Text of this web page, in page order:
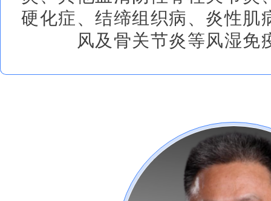
硬化症、结缔组织病、炎性肌
风及骨关节炎等风湿免